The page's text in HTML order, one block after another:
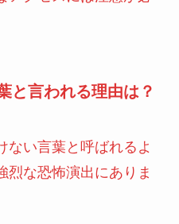
と言われる理由は？
ない言葉と呼ばれるよ
烈な恐怖演出にありま